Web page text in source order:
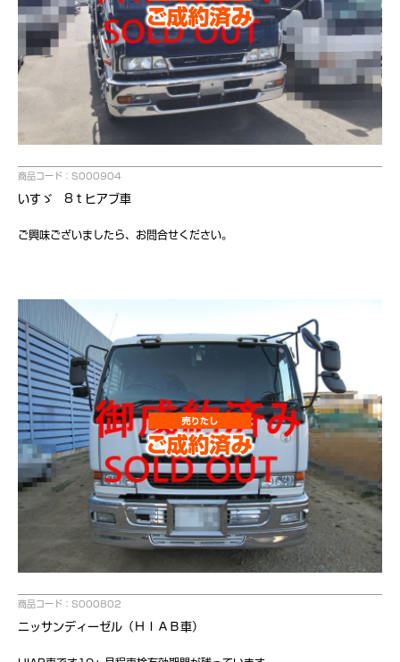
商品コード：S000904
いすゞ 8ｔヒアブ車
ご興味ございましたら、お問合せください。
商品コード：S000802
ニッサンディーゼル（ＨＩＡＢ車）